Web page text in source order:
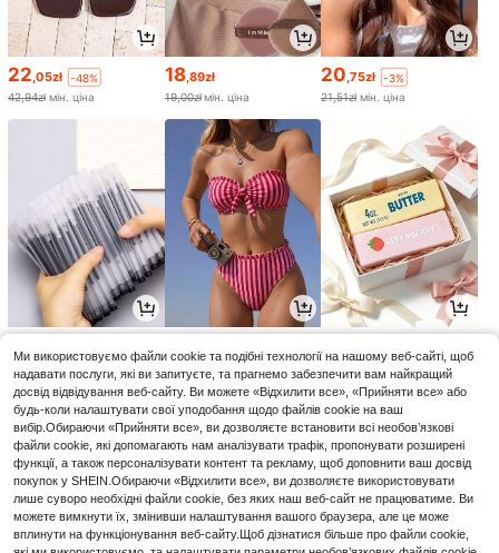
22,05zł
-48%
42,94zł мін. ціна
18,89zł
19,00złмін. ціна
20,75zł
-3%
21,51zł мін. ціна
мін. ціна мін. ціна
Ми використовуємо файли cookie та подібні технології на нашому веб-сайті, щоб
надавати послуги, які ви запитуєте, та прагнемо забезпечити вам найкращий
досвід відвідування веб-сайту. Ви можете «Відхилити все», «Прийняти все» або
будь-коли налаштувати свої уподобання щодо файлів cookie на ваш
вибір.Обираючи «Прийняти все», ви дозволяєте встановити всі необов’язкові
файли cookie, які допомагають нам аналізувати трафік, пропонувати розширені
функції, а також персоналізувати контент та рекламу, щоб доповнити ваш досвід
покупок у SHEIN.Обираючи «Відхилити все», ви дозволяєте використовувати
лише суворо необхідні файли cookie, без яких наш веб-сайт не працюватиме. Ви
можете вимкнути їх, змінивши налаштування вашого браузера, але це може
вплинути на функціонування веб-сайту.Щоб дізнатися більше про файли cookie,